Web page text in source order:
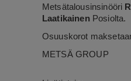
Metsätalousinsinööri
LaatikainenPosiolta.
Osuuskorot
METSÄ GROUP